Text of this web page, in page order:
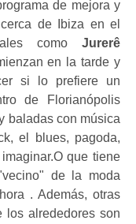
de mejora y
de Ibiza en el
como Jurerê
en la tarde y
si lo prefiere un
de Florianópolis
baladas con música
el blues, pagoda,
que tiene
de la moda
. Además, otras
los alrededores son